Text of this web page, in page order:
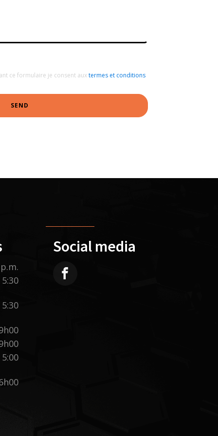
ce formulaire je consent auxtermes et conditions
SEND
Social media